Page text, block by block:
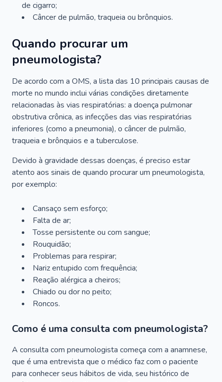
de cigarro;
Câncer de pulmão, traqueia ou brônquios.
Quando procurar um
pneumologista?
De acordo com a OMS, a lista das 10 principais causas de
morte no mundo inclui várias condições diretamente
relacionadas às vias respiratórias: a doença pulmonar
obstrutiva crônica, as infecções das vias respiratórias
inferiores (como a pneumonia), o câncer de pulmão,
traqueia e brônquios e a tuberculose.
Devido à gravidade dessas doenças, é preciso estar
atento aos sinais de quando procurar um pneumologista,
por exemplo:
Cansaço sem esforço;
Falta de ar;
Tosse persistente ou com sangue;
Rouquidão;
Problemas para respirar;
Nariz entupido com frequência;
Reação alérgica a cheiros;
Chiado ou dor no peito;
Roncos.
Como é uma consulta com pneumologista?
A consulta com pneumologista começa com a anamnese,
que é uma entrevista que o médico faz com o paciente
para conhecer seus hábitos de vida, seu histórico de